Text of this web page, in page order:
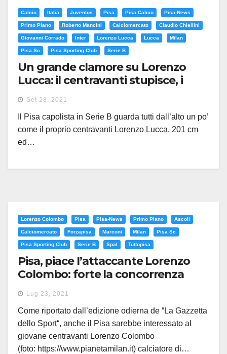
Calcio Italia Juventus Pisa Pisa Calcio Pisa-News
Primo Piano Roberto Mancini Calciomercato Claudio Chiellini
Giovanni Corrado Inter Lorenzo Lucca Lucca Milan
Pisa Sc Pisa Sporting Club Serie B
Un grande clamore su Lorenzo
Lucca: il centravanti stupisce, i
neroazzurri se lo godono
Set 28, 2021
Il Pisa capolista in Serie B guarda tutti dall’alto un po’
come il proprio centravanti Lorenzo Lucca, 201 cm
ed…
Lorenzo Colombo Pisa Pisa-News Primo Piano Ascoli
Calciomercato Forzapisa Marconi Milan Pisa Sc
Pisa Sporting Club Serie B Spal Tuttopisa
Pisa, piace l’attaccante Lorenzo
Colombo: forte la concorrenza
della Spal
Lug 23, 2021
Come riportato dall’edizione odierna de “La Gazzetta
dello Sport“, anche il Pisa sarebbe interessato al
giovane centravanti Lorenzo Colombo
(foto: https://www.pianetamilan.it) calciatore di…